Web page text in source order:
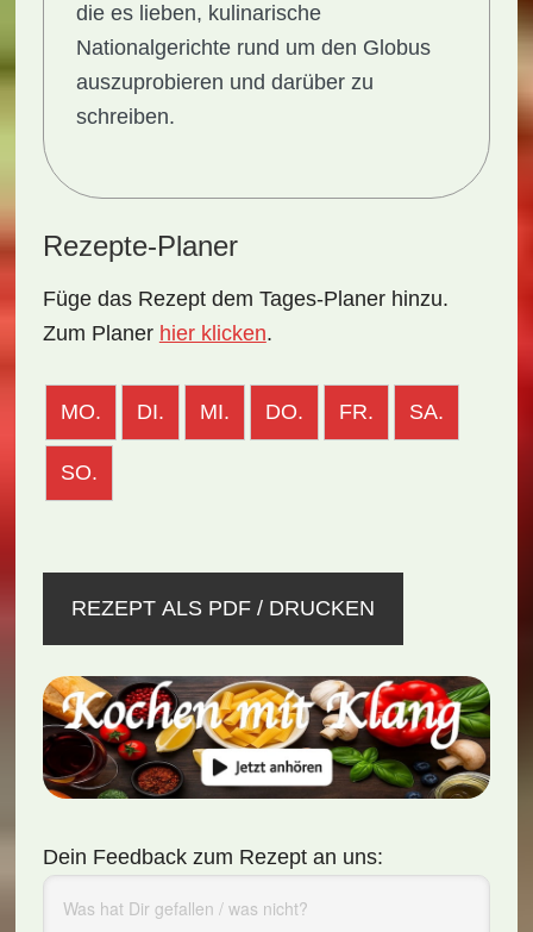
die es lieben, kulinarische
Nationalgerichte rund um den Globus
auszuprobieren und darüber zu
schreiben.
Rezepte-Planer
Füge das Rezept dem Tages-Planer hinzu.
Zum Planer hier klicken.
MO. DI. MI. DO. FR. SA.
SO.
REZEPT ALS PDF / DRUCKEN
Dein Feedback zum Rezept an uns: